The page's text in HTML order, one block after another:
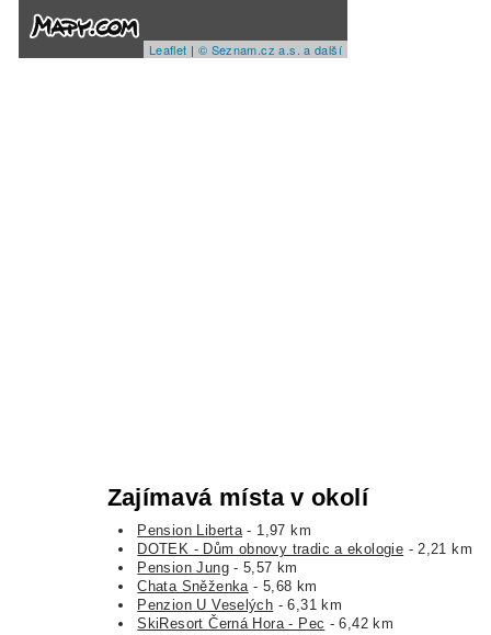
Leaflet | © Seznam.cz a.s. a další
Zajímavá místa v okolí
Pension Liberta- 1,97 km
DOTEK - Dům obnovy tradic a ekologie - 2,21 km
Pension Jung- 5,57 km
Chata Sněženka- 5,68 km
Penzion U Veselých - 6,31 km
SkiResort Černá Hora - Pec - 6,42 km